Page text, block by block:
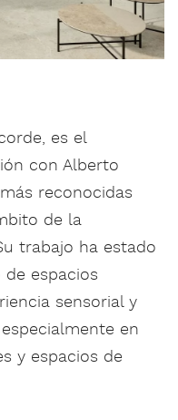
es el
con Alberto
reconocidas
de la
trabajo ha estado
espacios
sensorial y
en
y espacios de